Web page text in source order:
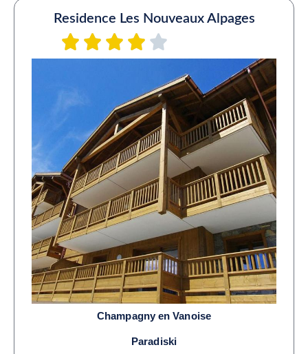
Residence Les Nouveaux Alpages
Champagny en Vanoise
Paradiski